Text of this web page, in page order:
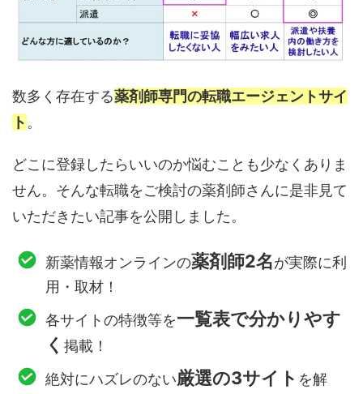
数多く存在する薬剤師専門の転職エージェントサイ
ト 。
どこに登録したらいいのか悩むことも少なくありま
せん。そんな転職をご検討の薬剤師さんに是非見て
いただきたい記事を公開しました。
新薬情報オンラインの薬剤師2名が実際に利
用・取材！
各サイトの特徴等を一覧表で分かりやす
く 掲載！
絶対にハズレのない厳選の3サイト を解